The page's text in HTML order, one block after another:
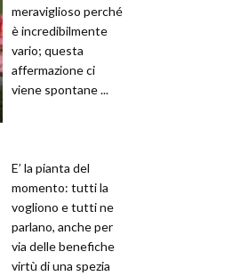
meraviglioso perché
è incredibilmente
vario; questa
affermazione ci
viene spontane ...
E’ la pianta del
momento: tutti la
vogliono e tutti ne
parlano, anche per
via delle benefiche
virtù di una spezia